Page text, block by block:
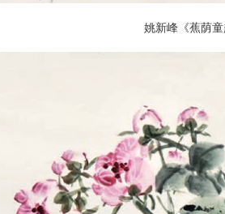
姚新峰《蕉荫童